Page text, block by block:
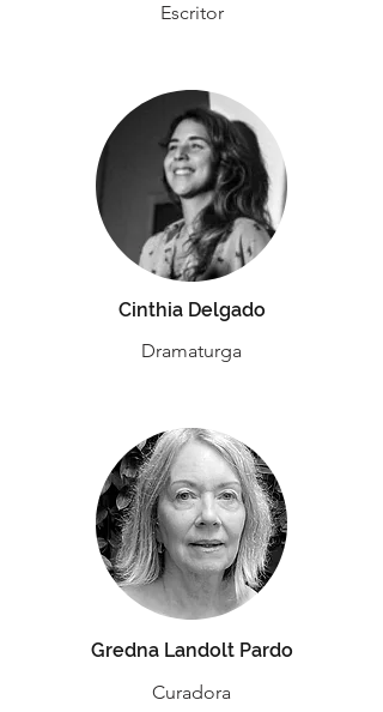
Escritor
Cinthia Delgado
Dramaturga
Gredna Landolt Pardo
Curadora